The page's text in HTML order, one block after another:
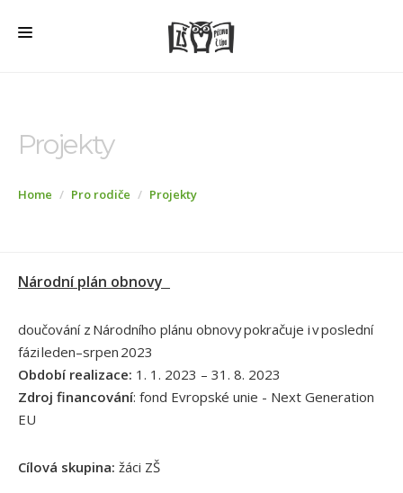
PRO RODIČE
ŠD + ŠK
AKTUALITY
FOTOGALERIE
KONTAKTY
Projekty
Home Pro rodiče Projekty
Národní plán obnovy
doučování z Národního plánu obnovy pokračuje i v poslední
fázi leden–srpen 2023
Období realizace: 1. 1. 2023 – 31. 8. 2023
Zdroj financování: fond Evropské unie - Next Generation
EU
Cílová skupina: žáci ZŠ